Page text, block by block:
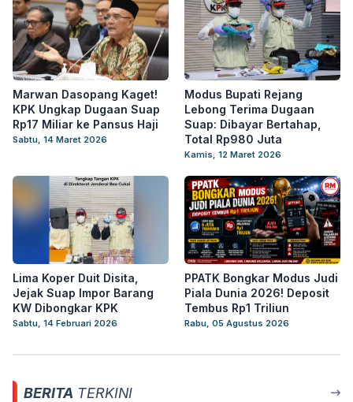
Marwan Dasopang Kaget!
KPK Ungkap Dugaan Suap
Rp17 Miliar ke Pansus Haji
Sabtu, 14 Maret 2026
Modus Bupati Rejang
Lebong Terima Dugaan
Suap: Dibayar Bertahap,
Total Rp980 Juta
Kamis, 12 Maret 2026
Lima Koper Duit Disita,
Jejak Suap Impor Barang
KW Dibongkar KPK
Sabtu, 14 Februari 2026
PPATK Bongkar Modus Judi
Piala Dunia 2026! Deposit
Tembus Rp1 Triliun
Rabu, 05 Agustus 2026
BERITA TERKINI